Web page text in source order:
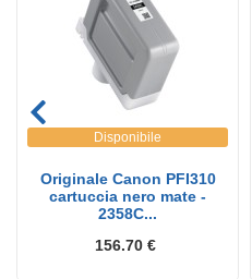
Disponibile
Originale Canon PFI310
cartuccia nero mate -
2358C...
156.70 €